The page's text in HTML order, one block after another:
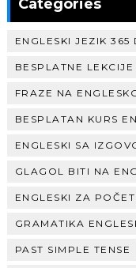
Categories
ENGLESKI JEZIK 365
BESPLATNE
FRAZE NA
BESPLATAN KURS
ENGLESKI SA
GLAGOL BITI NA
ENGLESKI ZA
GRAMATIKA
PAST SIMPLE TENSE